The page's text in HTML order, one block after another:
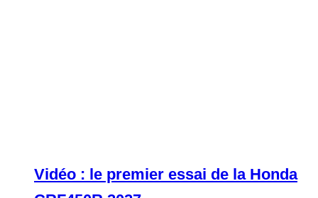
Vidéo : le premier essai de la Honda